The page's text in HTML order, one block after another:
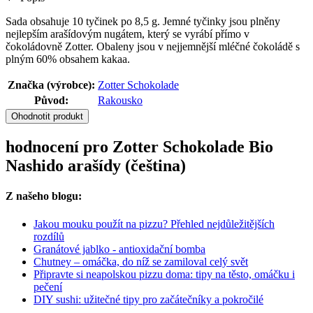
Sada obsahuje 10 tyčinek po 8,5 g. Jemné tyčinky jsou plněny
nejlepším arašídovým nugátem, který se vyrábí přímo v
čokoládovně Zotter. Obaleny jsou v nejjemnější mléčné čokoládě s
plným 60% obsahem kakaa.
Značka (výrobce): Zotter Schokolade
Původ:
Rakousko
Ohodnotit produkt
hodnocení pro Zotter Schokolade Bio
Nashido arašídy (čeština)
Z našeho blogu:
Jakou mouku použít na pizzu? Přehled nejdůležitějších
rozdílů
Granátové jablko - antioxidační bomba
Chutney – omáčka, do níž se zamiloval celý svět
Připravte si neapolskou pizzu doma: tipy na těsto, omáčku i
pečení
DIY sushi: užitečné tipy pro začátečníky a pokročilé